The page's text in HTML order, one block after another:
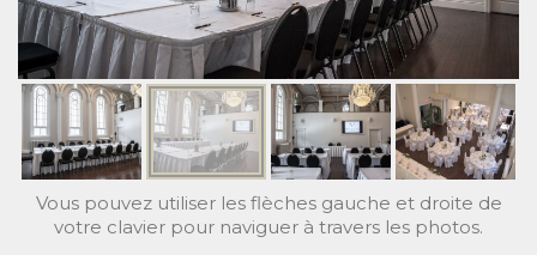
Vous pouvez utiliser les flèches gauche et droite de
votre clavier pour naviguer à travers les photos.